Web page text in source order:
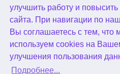
улучшить работу и
сайта. При навигации по
Вы соглашаетесь с тем, что
используем cookies на
улучшения пользования
Подробнее...
Небесные земли. Пробуждение гигантов. Коллекционное издание